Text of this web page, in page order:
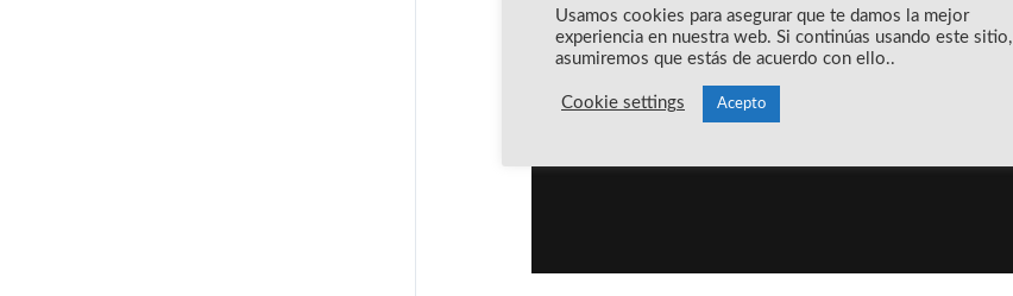
Usamos cookies para asegurar que te damos la mejor
experiencia en nuestra web. Si continúas usando este sitio,
asumiremos que estás de acuerdo con ello..
Cookie settings Acepto